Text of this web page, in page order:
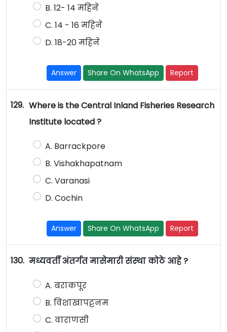
B. 12- 14 महिने
C. 14 - 16 महिने
D. 18-20 महिने
Answer Share On WhatsApp Report
129. Where is the Central Inland Fisheries Research
Institute located ?
A. Barrackpore
B. Vishakhapatnam
C. Varanasi
D. Cochin
Answer Share On WhatsApp Report
130. मध्यवर्ती अंतर्गत मासेमारी संस्था कोठे आहे ?
A. बराकपूर
B. विशाखापट्टनम
C. वाराणसी